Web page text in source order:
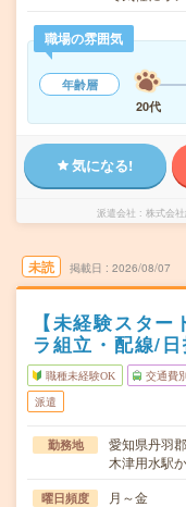
職場の雰囲気
年齢層
20代
気になる!
派遣会社 株式会
未読 掲載日 2026/08/07
【未経験スタ
ラ組立・配線/
職種未経験OK 交通費
派遣
勤務地
愛知県丹羽郡
木津用水駅
曜日頻度 月～金